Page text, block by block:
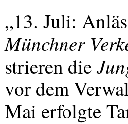
„13. Juli:
Münchner
strieren die
vor dem
Mai erfolgte